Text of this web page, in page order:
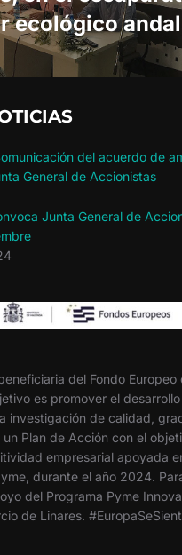
ecológico
del acuerdo de
General de Accionistas
Junta General de
del Fondo Europeo
es promover el
investigación de calidad,
Plan de Acción con el
empresarial apoyada
durante el año 2024.
del Programa Pyme
de Linares.